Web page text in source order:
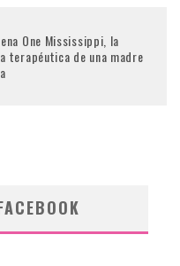
One Mississippi, la
terapéutica de una madre